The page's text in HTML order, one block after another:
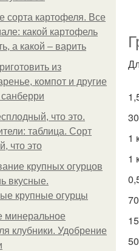
сорта картофеля. Все
какой картофель
а какой – варить
из
компот и другие
санберри
что это.
таблица. Сорт
что это
крупных огурцов
вкусные.
крупные огурцы
минеральное
клубники. Удобрение
1
1